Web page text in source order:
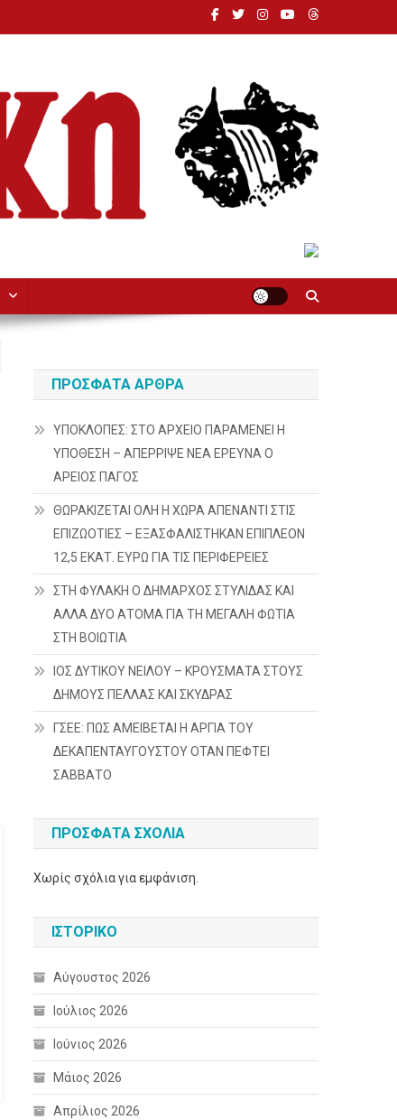
ΠΡΌΣΦΑΤΑ ΆΡΘΡΑ
ΥΠΟΚΛΟΠΕΣ: ΣΤΟ ΑΡΧΕΙΟ ΠΑΡΑΜΕΝΕΙ Η
ΥΠΟΘΕΣΗ – ΑΠΕΡΡΙΨΕ ΝΕΑ ΕΡΕΥΝΑ Ο
ΑΡΕΙΟΣ ΠΑΓΟΣ
ΘΩΡΑΚΙΖΕΤΑΙ ΟΛΗ Η ΧΩΡΑ ΑΠΕΝΑΝΤΙ ΣΤΙΣ
ΕΠΙΖΩΟΤΙΕΣ – ΕΞΑΣΦΑΛΙΣΤΗΚΑΝ ΕΠΙΠΛΕΟΝ
12,5 ΕΚΑΤ. ΕΥΡΩ ΓΙΑ ΤΙΣ ΠΕΡΙΦΕΡΕΙΕΣ
ΣΤΗ ΦΥΛΑΚΗ Ο ΔΗΜΑΡΧΟΣ ΣΤΥΛΙΔΑΣ ΚΑΙ
ΑΛΛΑ ΔΥΟ ΑΤΟΜΑ ΓΙΑ ΤΗ ΜΕΓΑΛΗ ΦΩΤΙΑ
ΣΤΗ ΒΟΙΩΤΙΑ
ΙΟΣ ΔΥΤΙΚΟΥ ΝΕΙΛΟΥ – ΚΡΟΥΣΜΑΤΑ ΣΤΟΥΣ
ΔΗΜΟΥΣ ΠΕΛΛΑΣ ΚΑΙ ΣΚΥΔΡΑΣ
ΓΣΕΕ: ΠΩΣ ΑΜΕΙΒΕΤΑΙ Η ΑΡΓΙΑ ΤΟΥ
ΔΕΚΑΠΕΝΤΑΥΓΟΥΣΤΟΥ ΟΤΑΝ ΠΕΦΤΕΙ
ΣΑΒΒΑΤΟ
ΠΡΌΣΦΑΤΑ ΣΧΌΛΙΑ
Χωρίς σχόλια για εμφάνιση.
ΙΣΤΟΡΙΚΌ
Αύγουστος 2026
Ιούλιος 2026
Ιούνιος 2026
Μάιος 2026
Απρίλιος 2026